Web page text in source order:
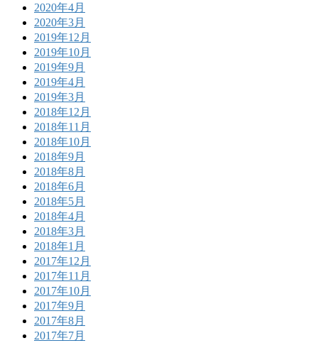
2020年4月
2020年3月
2019年12月
2019年10月
2019年9月
2019年4月
2019年3月
2018年12月
2018年11月
2018年10月
2018年9月
2018年8月
2018年6月
2018年5月
2018年4月
2018年3月
2018年1月
2017年12月
2017年11月
2017年10月
2017年9月
2017年8月
2017年7月